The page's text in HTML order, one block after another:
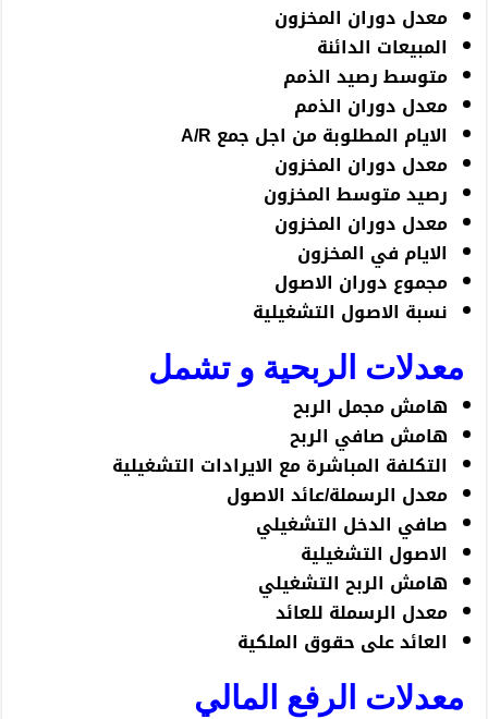
معدل دوران المخزون
المبيعات الدائنة
متوسط رصيد الذمم
معدل دوران الذمم
الايام المطلوبة من اجل جمع A/R
معدل دوران المخزون
رصيد متوسط المخزون
معدل دوران المخزون
الايام في المخزون
مجموع دوران الاصول
نسبة الاصول التشغيلية
معدلات الربحية و تشمل
هامش مجمل الربح
هامش صافي الربح
التكلفة المباشرة مع الايرادات التشغيلية
معدل الرسملة/عائد الاصول
صافي الدخل التشغيلي
الاصول التشغيلية
هامش الربح التشغيلي
معدل الرسملة للعائد
العائد على حقوق الملكية
معدلات الرفع المالي